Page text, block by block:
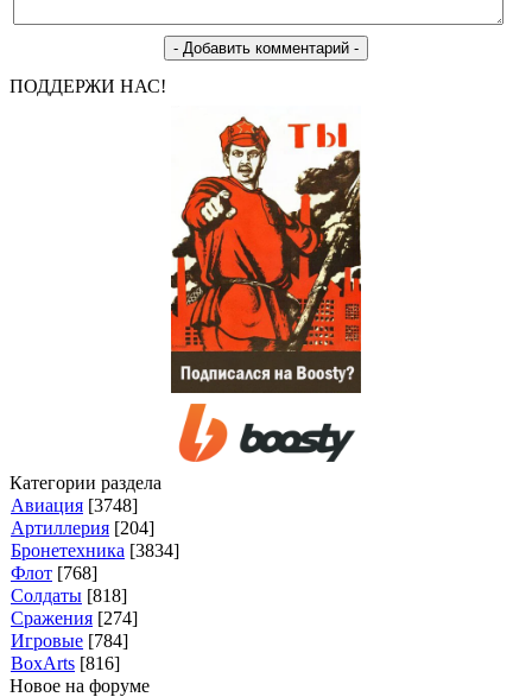
ПОДДЕРЖИ НАС!
Категории раздела
Авиация [3748]
Артиллерия [204]
Бронетехника [3834]
Флот [768]
Солдаты [818]
Сражения [274]
Игровые [784]
BoxArts [816]
Новое на форуме